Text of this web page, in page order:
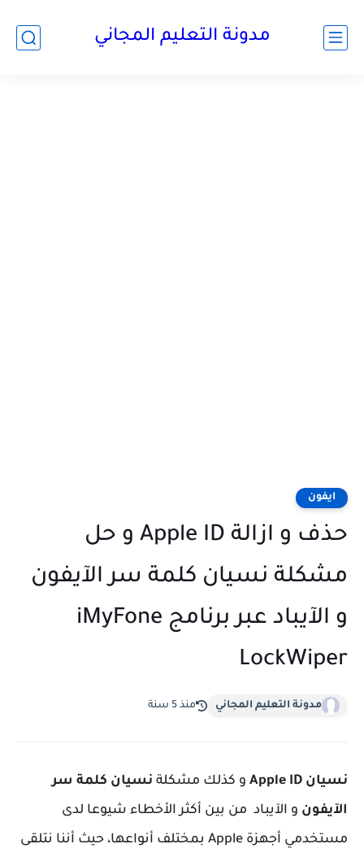
مدونة التعليم المجاني
ايفون
حذف و ازالة Apple ID و حل
مشكلة نسيان كلمة سر الآيفون
و الآيباد عبر برنامج iMyFone
LockWiper
مدونة التعليم المجاني منذ 5 سنة
نسيان Apple ID و كذلك مشكلة نسيان كلمة سر
الآيفون و الآيباد من بين أكثر الأخطاء شيوعا لدى
مستخدمي أجهزة Apple بمختلف أنواعها، حيث أننا نتلقى